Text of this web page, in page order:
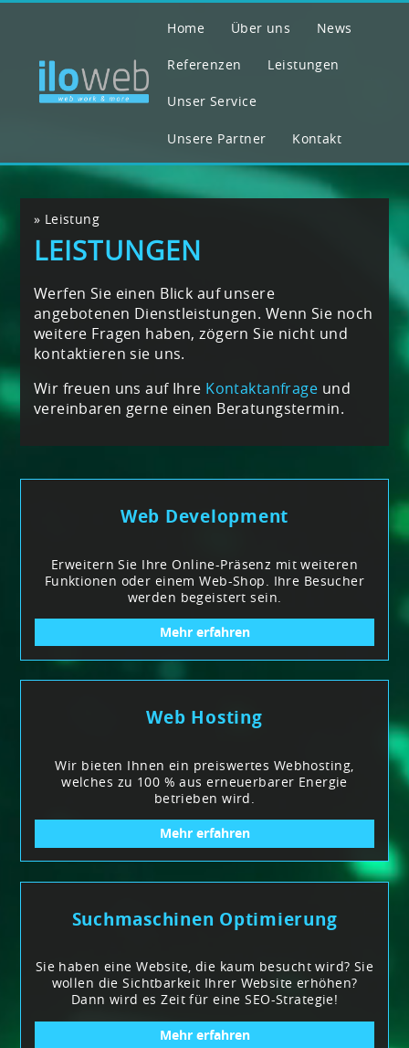
Home Über uns News
Referenzen Leistungen
Unser Service
Unsere Partner Kontakt
» Leistung
LEISTUNGEN
Werfen Sie einen Blick auf unsere
angebotenen Dienstleistungen. Wenn Sie noch
weitere Fragen haben, zögern Sie nicht und
kontaktieren sie uns.
Wir freuen uns auf Ihre Kontaktanfrage und
vereinbaren gerne einen Beratungstermin.
Web Development
Erweitern Sie Ihre Online-Präsenz mit weiteren
Funktionen oder einem Web-Shop. Ihre Besucher
werden begeistert sein.
Mehr erfahren
Web Hosting
Wir bieten Ihnen ein preiswertes Webhosting,
welches zu 100 % aus erneuerbarer Energie
betrieben wird.
Mehr erfahren
Suchmaschinen Optimierung
Sie haben eine Website, die kaum besucht wird? Sie
wollen die Sichtbarkeit Ihrer Website erhöhen?
Dann wird es Zeit für eine SEO-Strategie!
Mehr erfahren